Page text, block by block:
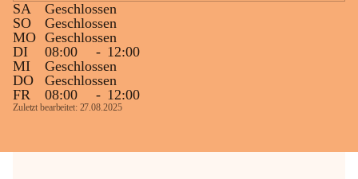
Bevölkerung ungewohnte, jedoch
technisch notwendige Betriebszustände so
kurz wie möglich zu halten.
Wir bitten daher die umliegende
Bevölkerung um Verständnis.
SA
Geschlossen
SO
Geschlossen
MO Geschlossen
DI
08:00 - 12:00
MI
Geschlossen
DO
Geschlossen
FR
08:00 - 12:00
Zuletzt bearbeitet: 27.08.2025